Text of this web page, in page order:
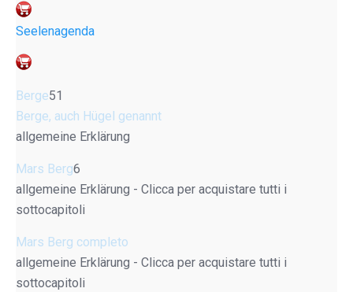
Seelenagenda
Berge51
Berge, auch Hügel genannt
allgemeine Erklärung
Mars Berg6
allgemeine Erklärung - Clicca per acquistare tutti i
sottocapitoli
Mars Berg completo
allgemeine Erklärung - Clicca per acquistare tutti i
sottocapitoli